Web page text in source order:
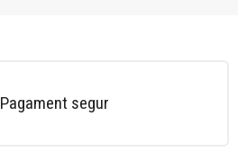
Pagament segur